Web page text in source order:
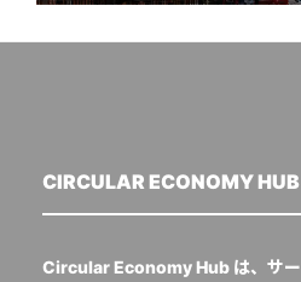
CIRCULAR ECONOMY HUB
Circular Economy Hub は、サー